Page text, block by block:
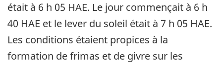
était à 6 h 05 HAE. Le jour commençait à 6 h
40 HAE et le lever du soleil était à 7 h 05 HAE.
Les conditions étaient propices à la
formation de frimas et de givre sur les